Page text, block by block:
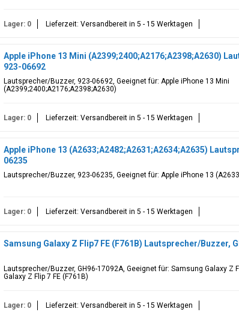
Lager: 0 Lieferzeit: Versandbereit in 5 - 15 Werktagen
Apple iPhone 13 Mini (A2399;2400;A2176;A2398;A2630)
923-06692
Lautsprecher/Buzzer, 923-06692, Geeignet für: Apple iPhone 13 Mini
(A2399;2400;A2176;A2398;A2630)
Lager: 0 Lieferzeit: Versandbereit in 5 - 15 Werktagen
Apple iPhone 13 (A2633;A2482;A2631;A2634;A2635)
06235
Lautsprecher/Buzzer, 923-06235, Geeignet für: Apple iPhone 13
Lager: 0 Lieferzeit: Versandbereit in 5 - 15 Werktagen
Samsung Galaxy Z Flip7 FE (F761B) Lautsprecher/Buzzer,
Lautsprecher/Buzzer, GH96-17092A, Geeignet für: Samsung Galaxy Z
Galaxy Z Flip 7 FE (F761B)
Lager: 0 Lieferzeit: Versandbereit in 5 - 15 Werktagen